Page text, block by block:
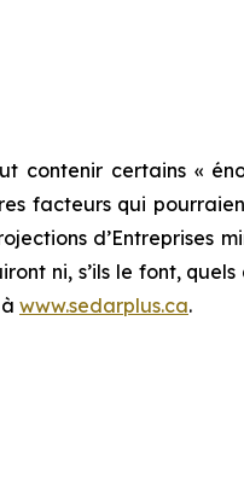
contenir certains «
facteurs qui
d’Entreprises
ni, s’ils le font,
www.sedarplus.ca.